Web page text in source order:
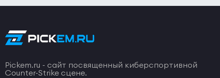
Pickem.ru - сайт посвященный киберспортивной
Counter-Strike сцене.